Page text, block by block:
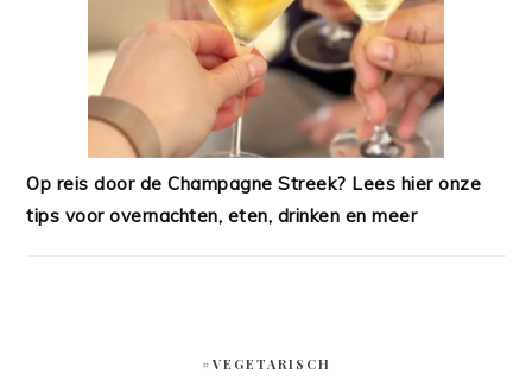
Op reis door de Champagne Streek? Lees hier onze
tips voor overnachten, eten, drinken en meer
#VEGETARISCH